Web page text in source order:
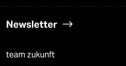
Newsletter
team zukunft